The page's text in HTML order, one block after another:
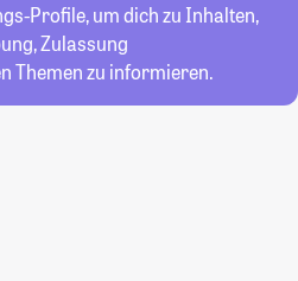
Profile, um dich zu Inhalten,
Zulassung
Themen zu informieren.